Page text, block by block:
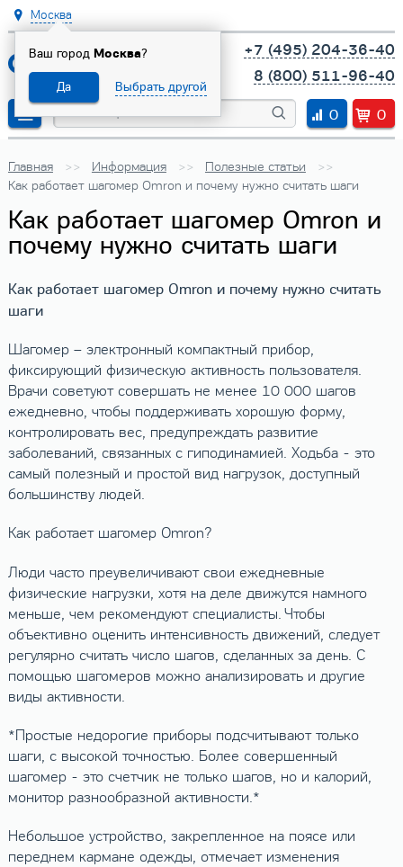
Москва
Ваш город Москва?
Да Выбрать другой
+7 (495) 204-36-40
8 (800) 511-96-40
0
0
Главная Информация
Полезные статьи
Как работает шагомер Omron и почему нужно считать шаги
Как работает шагомер Omron и
почему нужно считать шаги
Как работает шагомер Omron и почему нужно считать
шаги
Шагомер – электронный компактный прибор,
фиксирующий физическую активность пользователя.
Врачи советуют совершать не менее 10 000 шагов
ежедневно, чтобы поддерживать хорошую форму,
контролировать вес, предупреждать развитие
заболеваний, связанных с гиподинамией. Ходьба - это
самый полезный и простой вид нагрузок, доступный
большинству людей.
Как работает шагомер Omron?
Люди часто преувеличивают свои ежедневные
физические нагрузки, хотя на деле движутся намного
меньше, чем рекомендуют специалисты. Чтобы
объективно оценить интенсивность движений, следует
регулярно считать число шагов, сделанных за день. С
помощью шагомеров можно анализировать и другие
виды активности.
*Простые недорогие приборы подсчитывают только
шаги, с высокой точностью. Более совершенный
шагомер - это счетчик не только шагов, но и калорий,
монитор разнообразной активности.*
Небольшое устройство, закрепленное на поясе или
переднем кармане одежды, отмечает изменения